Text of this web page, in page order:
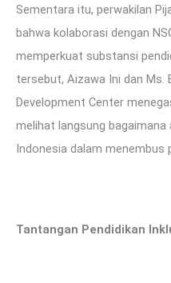
Sementara itu, perwakilan
bahwa kolaborasi dengan
memperkuat substansi
tersebut, Aizawa Ini dan Ms.
Development Center
melihat langsung
Indonesia dalam menembus
Tantangan Pendidikan